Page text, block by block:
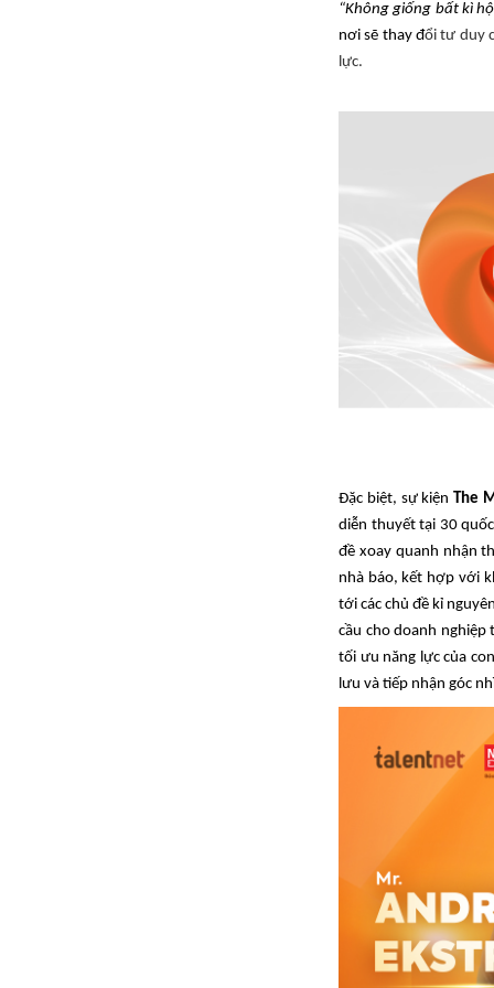
“Không giống bất kì
nơi sẽ thay đổi tư duy
lực.
Đặc biệt, sự kiện The
diễn thuyết tại 30
đề xoay quanh nhận
nhà báo, kết hợp với
tới các chủ đề kỉ
cầu cho doanh nghiệp
tối ưu năng lực của
lưu và tiếp nhận góc